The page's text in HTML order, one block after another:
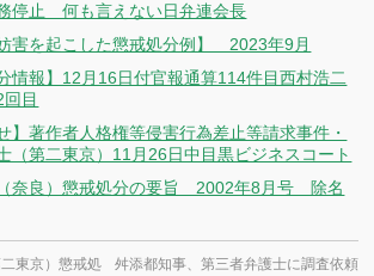
停止 何も言えない日弁連会長
害を起こした懲戒処分例】 2023年9月
情報】12月16日付官報通算114件目西村浩二
目
】著作者人格権等侵害行為差止等請求事件・
（第二東京）11月26日中目黒ビジネスコート
奈良）懲戒処分の要旨 2002年8月号 除名
東京）懲戒処
舛添都知事、第三者弁護士に調査依頼